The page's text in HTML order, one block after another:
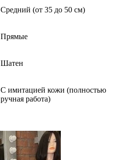
Средний (от 35 до 50 см)
Прямые
Шатен
С имитацией кожи (полностью
ручная работа)